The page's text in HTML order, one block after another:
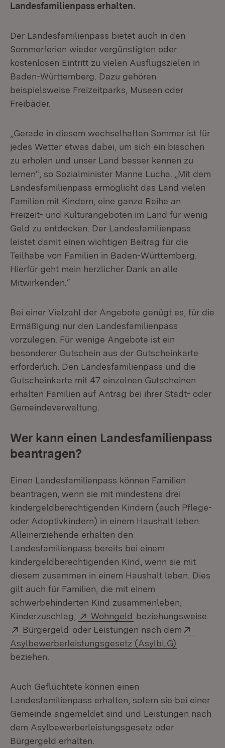
Landesfamilienpass erhalten.
Der Landesfamilienpass bietet auch in den
Sommerferien wieder vergünstigten oder
kostenlosen Eintritt zu vielen Ausflugszielen in
Baden-Württemberg. Dazu gehören
beispielsweise Freizeitparks, Museen oder
Freibäder.
„Gerade in diesem wechselhaften Sommer ist für
jedes Wetter etwas dabei, um sich ein bisschen
zu erholen und unser Land besser kennen zu
lernen“, so Sozialminister Manne Lucha. „Mit dem
Landesfamilienpass ermöglicht das Land vielen
Familien mit Kindern, eine ganze Reihe an
Freizeit- und Kulturangeboten im Land für wenig
Geld zu entdecken. Der Landesfamilienpass
leistet damit einen wichtigen Beitrag für die
Teilhabe von Familien in Baden-Württemberg.
Hierfür geht mein herzlicher Dank an alle
Mitwirkenden.“
Bei einer Vielzahl der Angebote genügt es, für die
Ermäßigung nur den Landesfamilienpass
vorzulegen. Für wenige Angebote ist ein
besonderer Gutschein aus der Gutscheinkarte
erforderlich. Den Landesfamilienpass und die
Gutscheinkarte mit 47 einzelnen Gutscheinen
erhalten Familien auf Antrag bei ihrer Stadt- oder
Gemeindeverwaltung.
Wer kann einen Landesfamilienpass
beantragen?
Einen Landesfamilienpass können Familien
beantragen, wenn sie mit mindestens drei
kindergeldberechtigenden Kindern (auch Pflege-
oder Adoptivkindern) in einem Haushalt leben.
Alleinerziehende erhalten den
Landesfamilienpass bereits bei einem
kindergeldberechtigenden Kind, wenn sie mit
diesem zusammen in einem Haushalt leben. Dies
gilt auch für Familien, die mit einem
schwerbehinderten Kind zusammenleben,
Kinderzuschlag,
Extern:
Wohngeld (Öffnet in neuem
beziehungsweise.
Extern:
Bürgergeld (Öffnet in neuem Fenster)
oder Leistungen nach dem
Asylbewerberleistungsgesetz (AsylbLG)
beziehen.
Auch Geflüchtete können einen
Landesfamilienpass erhalten, sofern sie bei einer
Gemeinde angemeldet sind und Leistungen nach
dem Asylbewerberleistungsgesetz oder
Bürgergeld erhalten.